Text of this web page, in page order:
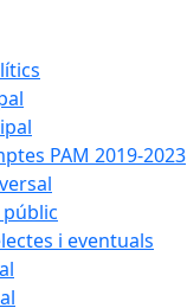
PAM 2019-2023
i eventuals